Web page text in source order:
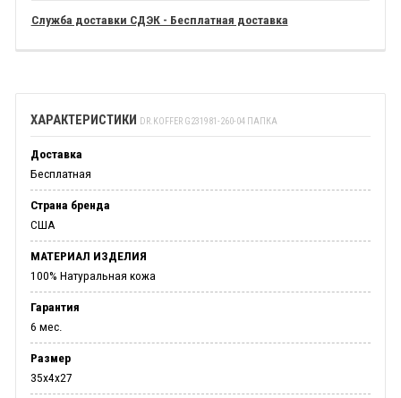
Служба доставки СДЭК - Бесплатная доставка
ХАРАКТЕРИСТИКИ DR.KOFFER G231981-260-04 ПАПКА
Доставка
Бесплатная
Страна бренда
США
МАТЕРИАЛ ИЗДЕЛИЯ
100% Натуральная кожа
Гарантия
6 мес.
Размер
35х4х27